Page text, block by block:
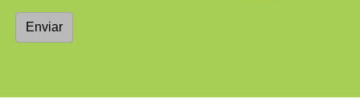
Enviar